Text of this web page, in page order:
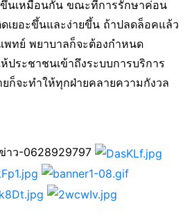
ขึ้นเหมือนกัน ขณะที่การรักษาค่อน
เยอะขึ้นและง่ายขึ้น ถ้าปลดล็อคแล้ว
ทย์ พยาบาลก็จะต้องกำหนด
ประชาชนเข้าถึงระบบการบริการ
ก็จะทำให้ทุกฝ่ายคลายความกังวล
ว-0628929797